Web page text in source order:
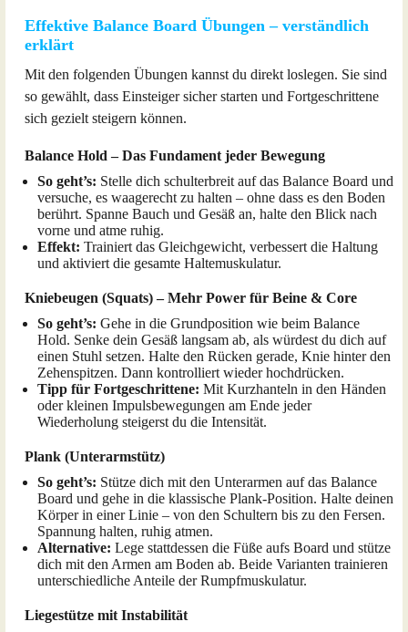
Effektive Balance Board Übungen – verständlich
erklärt
Mit den folgenden Übungen kannst du direkt loslegen. Sie sind
so gewählt, dass Einsteiger sicher starten und Fortgeschrittene
sich gezielt steigern können.
Balance Hold – Das Fundament jeder Bewegung
So geht’s: Stelle dich schulterbreit auf das Balance Board und
versuche, es waagerecht zu halten – ohne dass es den Boden
berührt. Spanne Bauch und Gesäß an, halte den Blick nach
vorne und atme ruhig.
Effekt: Trainiert das Gleichgewicht, verbessert die Haltung
und aktiviert die gesamte Haltemuskulatur.
Kniebeugen (Squats) – Mehr Power für Beine & Core
So geht’s: Gehe in die Grundposition wie beim Balance
Hold. Senke dein Gesäß langsam ab, als würdest du dich auf
einen Stuhl setzen. Halte den Rücken gerade, Knie hinter den
Zehenspitzen. Dann kontrolliert wieder hochdrücken.
Tipp für Fortgeschrittene: Mit Kurzhanteln in den Händen
oder kleinen Impulsbewegungen am Ende jeder
Wiederholung steigerst du die Intensität.
Plank (Unterarmstütz)
So geht’s: Stütze dich mit den Unterarmen auf das Balance
Board und gehe in die klassische Plank-Position. Halte deinen
Körper in einer Linie – von den Schultern bis zu den Fersen.
Spannung halten, ruhig atmen.
Alternative: Lege stattdessen die Füße aufs Board und stütze
dich mit den Armen am Boden ab. Beide Varianten trainieren
unterschiedliche Anteile der Rumpfmuskulatur.
Liegestütze mit Instabilität